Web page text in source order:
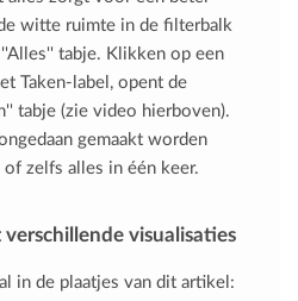
witte ruimte in de filterbalk
tabje. Klikken op een
Taken-label, opent de
tabje (zie video hierboven).
gemaakt worden
zelfs alles in één keer.
visualisaties
in de plaatjes van dit artikel: